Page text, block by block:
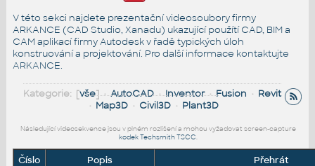
V této sekci najdete prezentační videosoubory firmy
ARKANCE (CAD Studio, Xanadu) ukazující použítí CAD, BIM a
CAM aplikací firmy Autodesk v řadě typických úloh
konstruování a projektování. Pro další informace kontaktujte
ARKANCE.
Kategorie: [vše] •AutoCAD•Inventor•Fusion • Revit
• Map3D• Civil3D• Plant3D
Následující videosekvence jsou v plném rozlišení a mohou vyžadovat screen-capture
kodek Techsmith TSCC.
Číslo Popis
Přehrát